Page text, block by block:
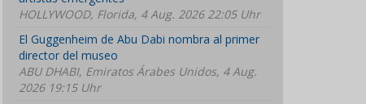
HOLLYWOOD, Florida, 4 Aug. 2026 22:05 Uhr
El Guggenheim de Abu Dabi nombra al primer
director del museo
ABU DHABI, Emiratos Árabes Unidos, 4 Aug.
2026 19:15 Uhr